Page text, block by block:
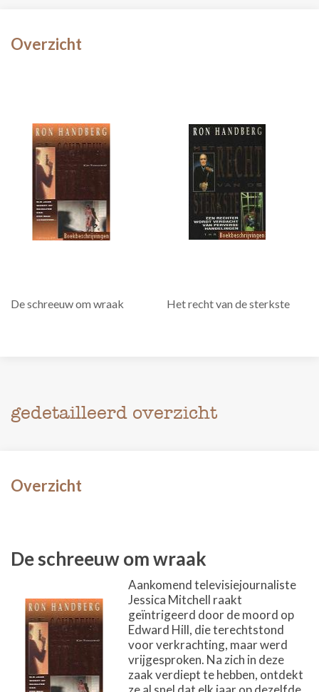
Overzicht
De schreeuw om wraak Het recht van de sterkste
gedetailleerd overzicht
Overzicht
De schreeuw om wraak
Aankomend televisiejournaliste
Jessica Mitchell raakt
geïntrigeerd door de moord op
Edward Hill, die terechtstond
voor verkrachting, maar werd
vrijgesproken. Na zich in deze
zaak verdiept te hebben, ontdekt